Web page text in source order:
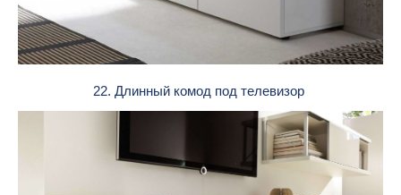
22. Длинный комод под телевизор